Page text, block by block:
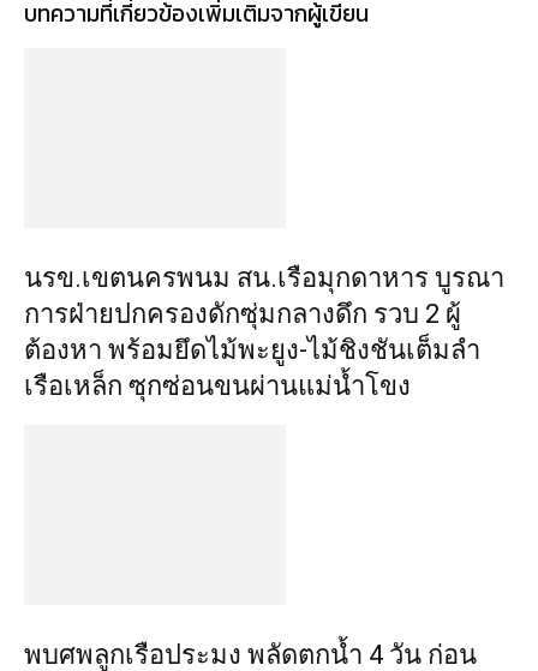
บทความที่เกี่ยวข้องเพิ่มเติมจากผู้เขียน
นรข.เขตนครพนม สน.เรือมุกดาหาร บูรณา
การฝ่ายปกครองดักซุ่มกลางดึก รวบ 2 ผู้
ต้องหา พร้อมยึดไม้พะยูง-ไม้ชิงชันเต็มลำ
เรือเหล็ก ซุกซ่อนขนผ่านแม่น้ำโขง
พบศพลูกเรือประมง พลัดตกน้ำ 4 วัน ก่อน